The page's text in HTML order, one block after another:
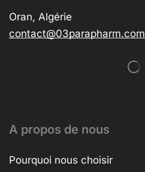
Oran, Algérie
contact@03parapharm.com
A propos de nous
Pourquoi nous choisir